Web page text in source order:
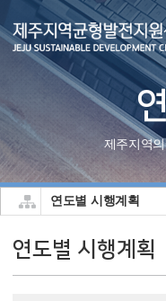
제주지역
연도별시행계획
연도별시행계획